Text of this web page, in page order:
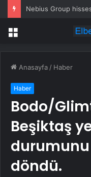
Menü
Anasayfa / Haber
Haber
Bodo/
Beşiktaş
durumunu
döndü.